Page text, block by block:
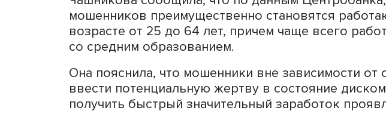
Федеральный методический центр по
системы общего и среднего
ВШЭ провел вебинар «Поведенческие
начальника отдела ФМЦ Дарья Леушина
актуальность изучения этой темы.